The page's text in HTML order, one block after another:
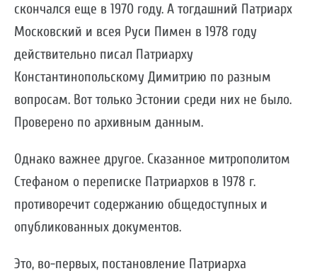
скончался еще в 1970 году. А тогдашний Патриарх
Московский и всея Руси Пимен в 1978 году
действительно писал Патриарху
Константинопольскому Димитрию по разным
вопросам. Вот только Эстонии среди них не было.
Проверено по архивным данным.
Однако важнее другое. Сказанное митрополитом
Стефаном о переписке Патриархов в 1978 г.
противоречит содержанию общедоступных и
опубликованных документов.
Это, во-первых, постановление Патриарха